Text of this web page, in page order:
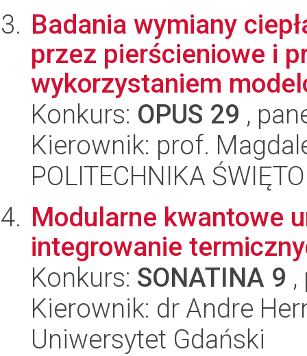
Badania wymiany
przez pierścieniowe i
wykorzystaniem
Konkurs: OPUS 29 ,
Kierownik: prof.
POLITECHNIKA
Modularne kwantowe
integrowanie
Konkurs: SONATINA 9
Kierownik: dr Andre
Uniwersytet Gdański